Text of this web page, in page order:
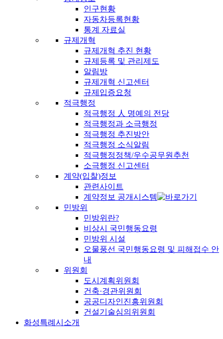
인구현황
자동차등록현황
통계 자료실
규제개혁
규제개혁 추진 현황
규제등록 및 관리제도
알림방
규제개혁 신고센터
규제입증요청
적극행정
적극행정 人 명예의 전당
적극행정과 소극행정
적극행정 추진방안
적극행정 소식알림
적극행정정책/우수공무원추천
소극행정 신고센터
계약(입찰)정보
관련사이트
계약정보 공개시스템
민방위
민방위란?
비상시 국민행동요령
민방위 시설
오물풍선 국민행동요령 및 피해접수 안
내
위원회
도시계획위원회
건축·경관위원회
공공디자인진흥위원회
건설기술심의위원회
화성특례시소개